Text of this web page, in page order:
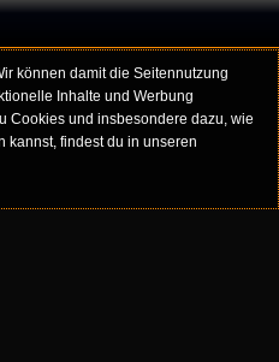
können damit die Seitennutzung
Inhalte und Werbung
Cookies und insbesondere dazu, wie
kannst, findest du in unseren